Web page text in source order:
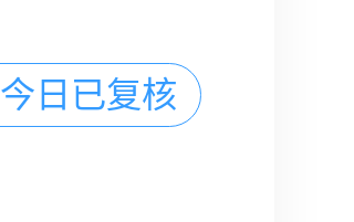
今日已复核